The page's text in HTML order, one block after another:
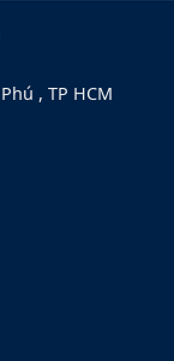
, TP HCM